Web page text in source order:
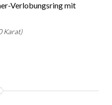
Verlobungsring mit
Karat)